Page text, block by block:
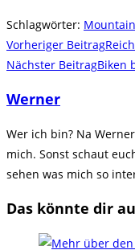
Schlagwörter:
Weitere
Artikel
ansehen
Vorheriger Beitrag
Nächster BeitragBiken
Werner
Wer ich bin? Na
mich. Sonst schaut
sehen was mich so
Das könnte dir